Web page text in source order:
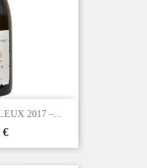
2017 –...
€